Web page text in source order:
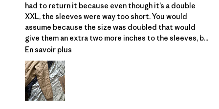
had to return it because even though it’s a double
XXL, the sleeves were way too short. You would
assume because the size was doubled that would
give them an extra two more inches to the sleeves, b...
En savoir plus